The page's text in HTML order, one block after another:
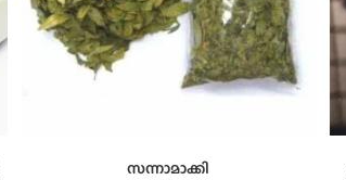
സന്നാമാക്കി